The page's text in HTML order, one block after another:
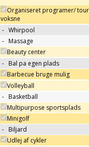
Organiseret programer/
voksne
- Whirpool
- Massage
Beauty center
- Bal pa egen plads
Barbecue bruge mulig
Volleyball
- Basketball
Multipurpose sportsplads
Minigolf
- Biljard
Udlej af cykler